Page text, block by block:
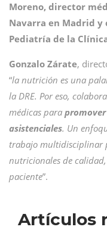
Moreno, director
Navarra en Madrid
Pediatría de la
Gonzalo Zárate,
“la nutrición es una
la DRE. Por eso,
médicas para
asistenciales. Un
trabajo multidisciplinar
nutricionales de
paciente”.
Artículos